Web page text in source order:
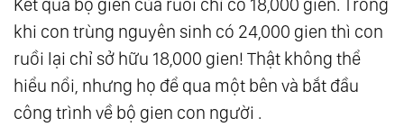
khi con trùng nguyên sinh có 24,000 gien thì con
ruồi lại chỉ sở hữu 18,000 gien! Thật không thể
hiểu nổi, nhưng họ để qua một bên và bắt đầu
công trình về bộ gien con người .